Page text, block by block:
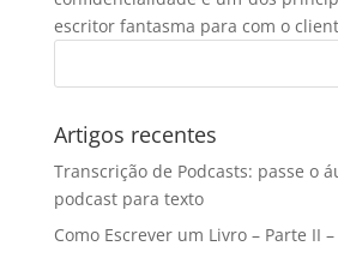
escritor fantasma para com o
Artigos recentes
Transcrição de Podcasts: passe o
podcast para texto
Como Escrever um Livro – Parte II